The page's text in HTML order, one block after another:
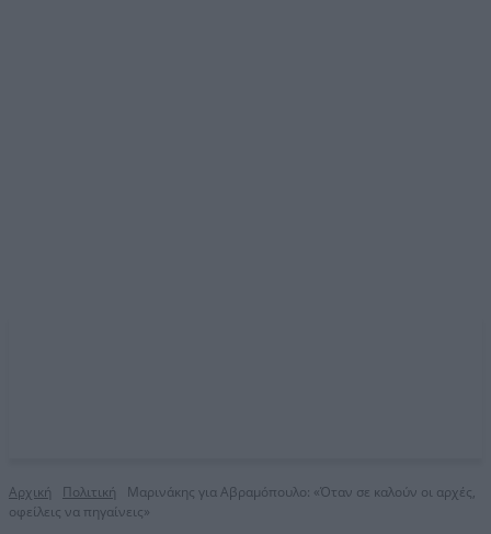
Αρχική Πολιτική
Μαρινάκης για Αβραμόπουλο: «Όταν σε καλούν οι αρχές,
οφείλεις να πηγαίνεις»